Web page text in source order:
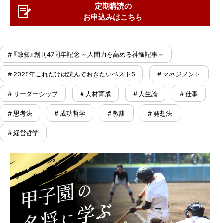
定期購読の
お申込みはこちら
# 『致知』創刊47周年記念 ～人間力を高める神髄記事～
# 2025年これだけは読んでおきたいベスト5 # マネジメント
# リーダーシップ # 人材育成 # 人生論 # 仕事
# 思考法 # 成功哲学 # 教訓 # 発想法
# 経営哲学